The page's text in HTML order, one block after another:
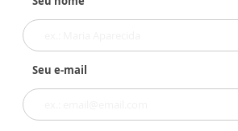
Seu e-mail